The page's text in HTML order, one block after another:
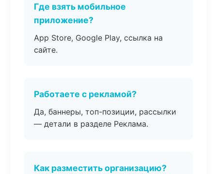
Где взять мобильное
приложение?
App Store, Google Play, ссылка на
сайте.
Работаете с рекламой?
Да, баннеры, топ-позиции, рассылки
— детали в разделе Реклама.
Как разместить организацию?